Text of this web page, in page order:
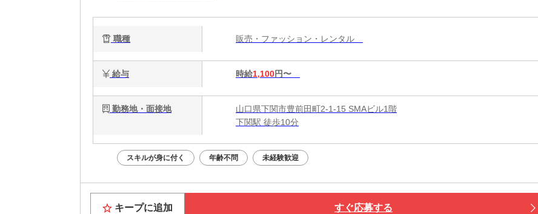
職種 販売・ファッション・レンタル
給与 時給1,100円〜
勤務地・面接地
山口県下関市豊前田町2-1-15 SMAビル1階
下関駅 徒歩10分
スキルが身に付く 年齢不問 未経験歓迎
キープに追加 すぐ応募する